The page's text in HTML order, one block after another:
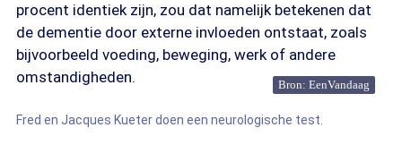
procent identiek zijn, zou dat namelijk betekenen dat
de dementie door externe invloeden ontstaat, zoals
bijvoorbeeld voeding, beweging, werk of andere
omstandigheden.
Bron: EenVandaag
Fred en Jacques Kueter doen een neurologische test.